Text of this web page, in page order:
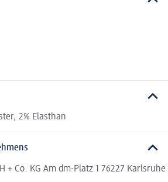
2% Elasthan
+ Co. KG Am dm-Platz 1 76227 Karlsruhe